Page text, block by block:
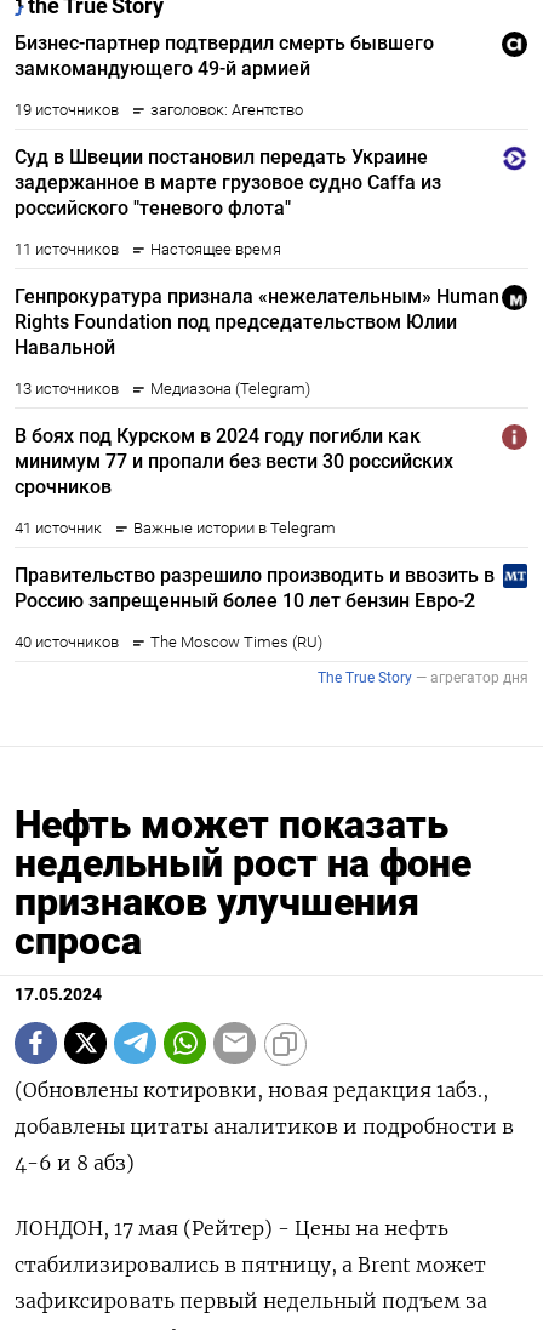
Нефть может показать
недельный рост на фоне
признаков улучшения
спроса
17.05.2024
(Обновлены котировки, новая редакция 1абз.,
добавлены цитаты аналитиков и подробности в
4-6 и 8 абз)
ЛОНДОН, 17 мая (Рейтер) - Цены на нефть
стабилизировались в пятницу, а Brent может
зафиксировать первый недельный подъем за